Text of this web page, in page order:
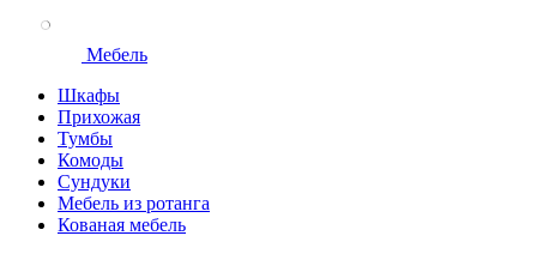
Мебель
Шкафы
Прихожая
Тумбы
Комоды
Сундуки
Мебель из ротанга
Кованая мебель